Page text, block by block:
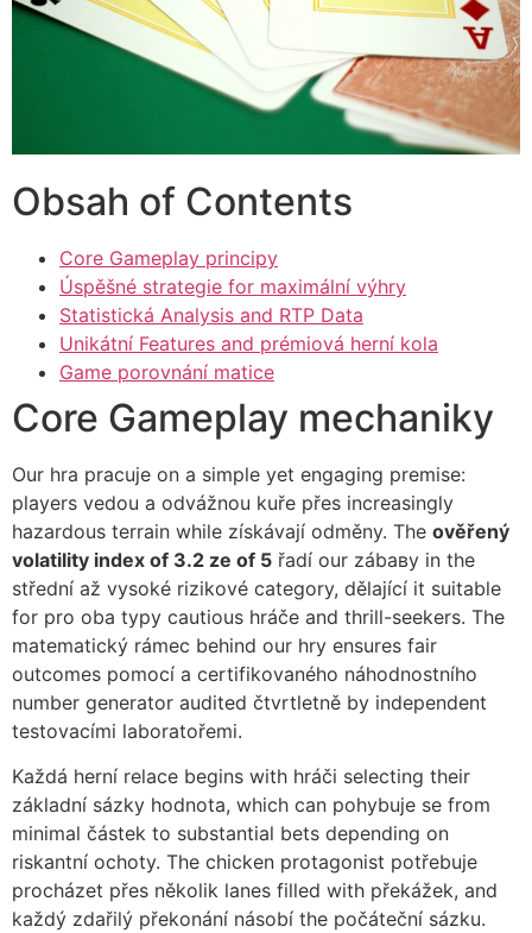
panel
panel
panel
panel
panel
panel
satın al
satın al
panel
panel
panel
panel
panel
panel
panel
Obsah of Contents
Core Gameplay principy
Úspěšné strategie for maximální výhry
Statistická Analysis and RTP Data
Unikátní Features and prémiová herní kola
Game porovnání matice
Core Gameplay mechaniky
Our hra pracuje on a simple yet engaging premise:
players vedou a odvážnou kuře přes increasingly
hazardous terrain while získávají odměny. The ověřený
volatility index of 3.2 ze of 5 řadí our zábaву in the
střední až vysoké rizikové category, dělající it suitable
for pro oba typy cautious hráče and thrill-seekers. The
matematický rámec behind our hry ensures fair
outcomes pomocí a certifikovaného náhodnostního
number generator audited čtvrtletně by independent
testovacími laboratořemi.
Každá herní relace begins with hráči selecting their
základní sázky hodnota, which can pohybuje se from
minimal částek to substantial bets depending on
riskantní ochoty. The chicken protagonist potřebuje
procházet přes několik lanes filled with překážek, and
každý zdařilý překonání násobí the počáteční sázku.